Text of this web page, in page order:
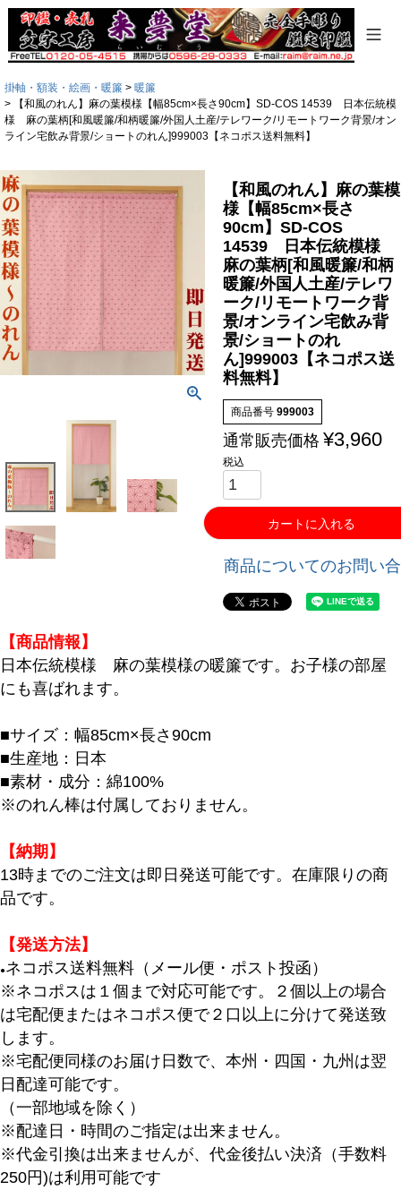
掛軸・額装・絵画・暖簾
暖簾
【和風のれん】麻の葉模様【幅85cm×長さ90cm】SD-COS 14539 日本伝統模
様 麻の葉柄[和風暖簾/和柄暖簾/外国人土産/テレワーク/リモートワーク背景/オン
ライン宅飲み背景/ショートのれん]999003【ネコポス送料無料】
【和風のれん】麻の葉模
様【幅85cm×長さ
90cm】SD-COS
14539 日本伝統模様
麻の葉柄[和風暖簾/和柄
暖簾/外国人土産/テレワ
ーク/リモートワーク背
景/オンライン宅飲み背
景/ショートのれ
ん]999003【ネコポス送
料無料】
商品番号 999003
通常販売価格 ¥3,960
税込
カートに入れる
商品についてのお問い
【商品情報】
日本伝統模様 麻の葉模様の暖簾です。お子様の部屋
にも喜ばれます。
■サイズ：幅85cm×長さ90cm
■生産地：日本
■素材・成分：綿100%
※のれん棒は付属しておりません。
【納期】
13時までのご注文は即日発送可能です。在庫限りの商
品です。
【発送方法】
●ネコポス送料無料（メール便・ポスト投函）
※ネコポスは１個まで対応可能です。２個以上の場合
は宅配便またはネコポス便で２口以上に分けて発送致
します。
※宅配便同様のお届け日数で、本州・四国・九州は翌
日配達可能です。
（一部地域を除く）
※配達日・時間のご指定は出来ません。
※代金引換は出来ませんが、代金後払い決済（手数料
250円)は利用可能です
キーワード
価格
商品タグ
再入荷
翌日発送
在庫なし商品
在庫なし商品を表示しない
商品番号/JANコード
バンドル販売